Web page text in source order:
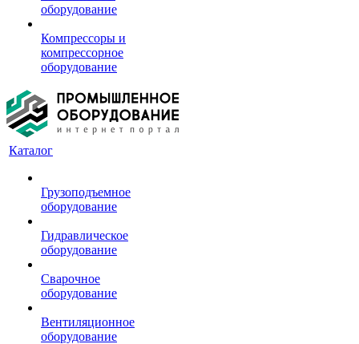
оборудование
Компрессоры и
компрессорное
оборудование
Каталог
Грузоподъемное
оборудование
Гидравлическое
оборудование
Сварочное
оборудование
Вентиляционное
оборудование